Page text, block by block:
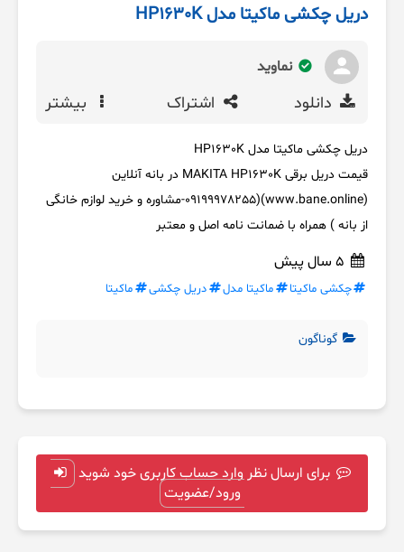
دریل چکشی ماکیتا مدل HP1630K
نماوید
دانلود اشتراک بیشتر
دریل چکشی ماکیتا مدل HP1630K
قیمت دریل برقی MAKITA HP1630K در بانه آنلاین
(www.bane.online)(09199978255-مشاوره و خرید لوازم خانگی
از بانه ) همراه با ضمانت نامه اصل و معتبر
چکشی ماکیتا ماکیتا مدل دریل چکشی ماکیتا
گوناگون
برای ارسال نظر وارد حساب کاربری خود شوید
ورود/عضویت